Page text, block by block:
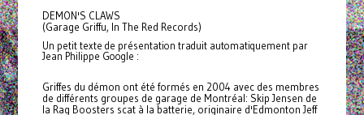
DEMON'S CLAWS
(Garage Griffu, In The Red Records)
Un petit texte de présentation traduit automatiquement par
Jean Philippe Google :
Griffes du démon ont été formés en 2004 avec des membres
de différents groupes de garage de Montréal: Skip Jensen de
la Rag Boosters scat à la batterie, originaire d'Edmonton Jeff